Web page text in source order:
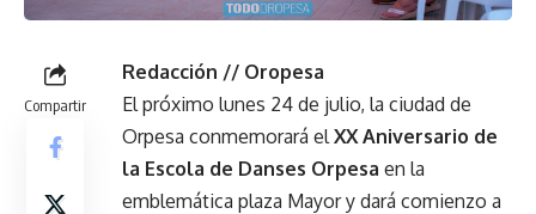
Compartir
Redacción // Oropesa
El próximo lunes 24 de julio, la ciudad de
Orpesa conmemorará el XX Aniversario de
la Escola de Danses Orpesa en la
emblemática plaza Mayor y dará comienzo a